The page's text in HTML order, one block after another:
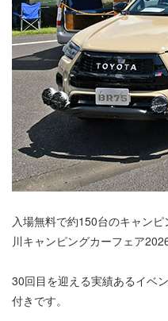
入場無料で約150台のキャン
川キャンピングカーフェア2026
30回目を迎える実績あるイベ
付きです。